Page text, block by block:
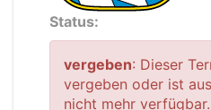
Status:
vergeben: Dieser
vergeben oder ist
nicht mehr verfügbar.